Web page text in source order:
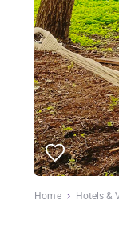
Home Hotels &